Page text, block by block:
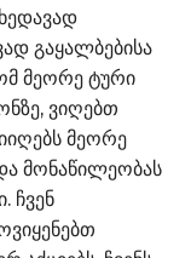
გაყალბებისა
მეორე ტური
ვიღებთ
მეორე
მონაწილეობას
ჩვენ